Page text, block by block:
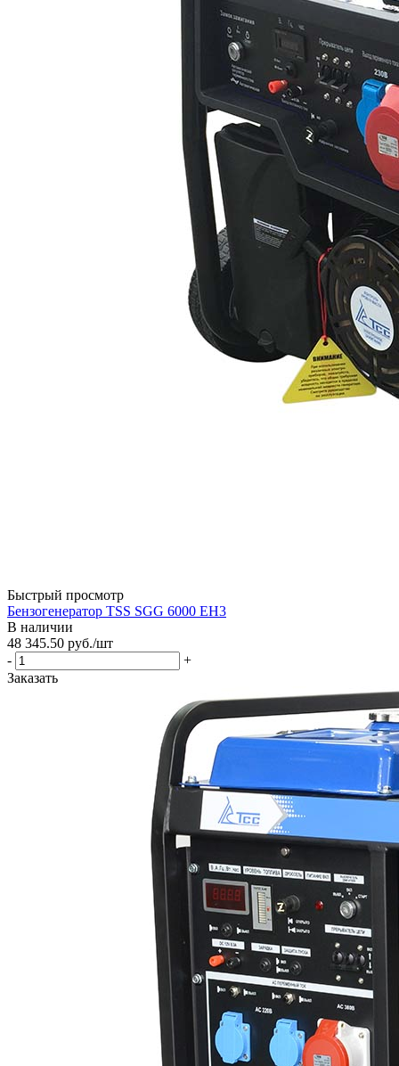
Быстрый просмотр
Бензогенератор TSS SGG 6000 EH3
В наличии
48 345.50 руб./шт
-
+
Заказать